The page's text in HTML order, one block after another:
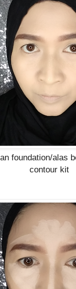
foundation/alas
contour kit